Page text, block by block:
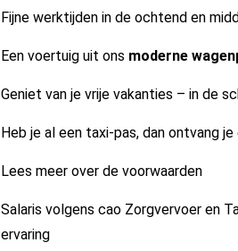
Fijne werktijden in de ochtend en
Een voertuig uit ons moderne
Geniet van je vrije vakanties – in de
Heb je al een taxi-pas, dan ontvang je
Lees meer over de voorwaarden
Salaris volgens cao Zorgvervoer en
ervaring